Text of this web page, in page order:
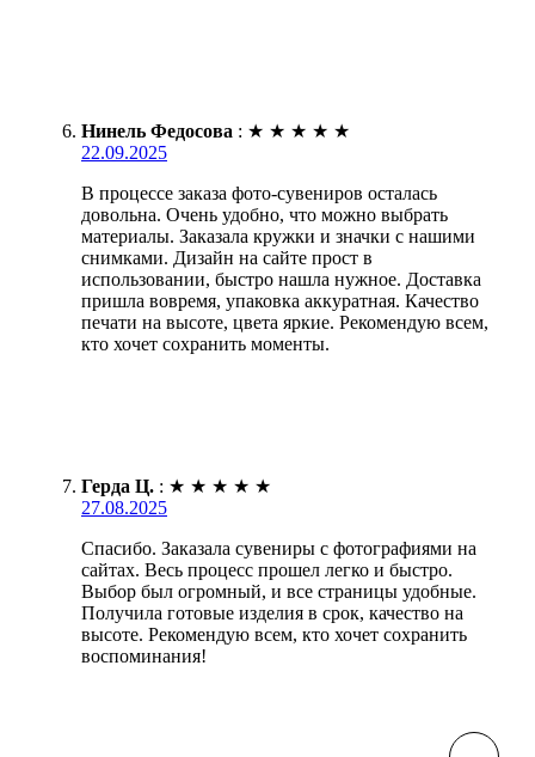
Нинель Федосова : ★ ★ ★ ★ ★
22.09.2025
В процессе заказа фото-сувениров осталась
довольна. Очень удобно, что можно выбрать
материалы. Заказала кружки и значки с нашими
снимками. Дизайн на сайте прост в
использовании, быстро нашла нужное. Доставка
пришла вовремя, упаковка аккуратная. Качество
печати на высоте, цвета яркие. Рекомендую всем,
кто хочет сохранить моменты.
Герда Ц. : ★ ★ ★ ★ ★
27.08.2025
Спасибо. Заказала сувениры с фотографиями на
сайтах. Весь процесс прошел легко и быстро.
Выбор был огромный, и все страницы удобные.
Получила готовые изделия в срок, качество на
высоте. Рекомендую всем, кто хочет сохранить
воспоминания!